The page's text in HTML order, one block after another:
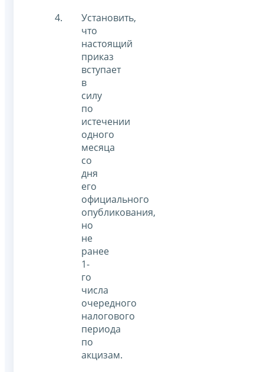
Установить,
что
настоящий
приказ
вступает
в
силу
по
истечении
одного
месяца
со
дня
его
официального
опубликования,
но
не
ранее
1-
го
числа
очередного
налогового
периода
по
акцизам.